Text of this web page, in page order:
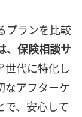
プランを比較
、保険相談サ
世代に特化し
なアフターケ
で、安心して